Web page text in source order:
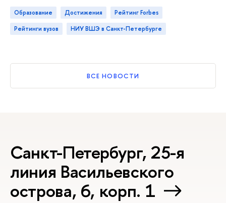
Образование достижения
рейтинг Forbes
рейтинги вузов
НИУ ВШЭ в Санкт-Петербурге
ВСЕ НОВОСТИ
Санкт-Петербург, 25-я
линия Васильевского
острова, 6, корп. 1